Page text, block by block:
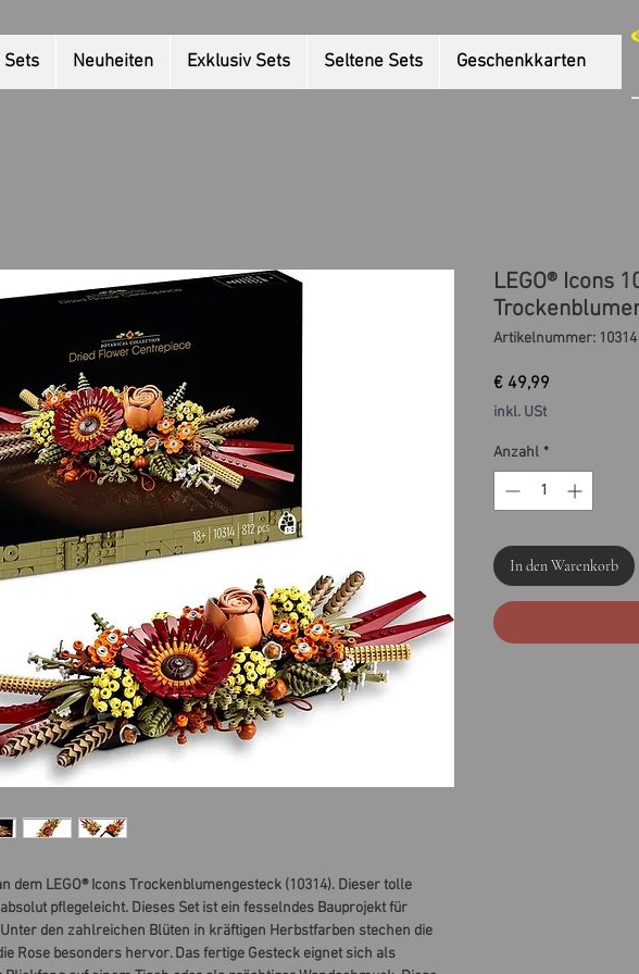
Sets Neuheiten Exklusiv Sets Seltene Sets Geschenkkarten
dem LEGO® Icons Trockenblumengesteck (10314). Dieser tolle
pflegeleicht. Dieses Set ist ein fesselndes Bauprojekt für
den zahlreichen Blüten in kräftigen Herbstfarben stechen die
Rose besonders hervor. Das fertige Gesteck eignet sich als
LEGO® Icons
Artikelnummer: 10314
€ 49,99
inkl. USt
Anzahl *
In den Warenkorb